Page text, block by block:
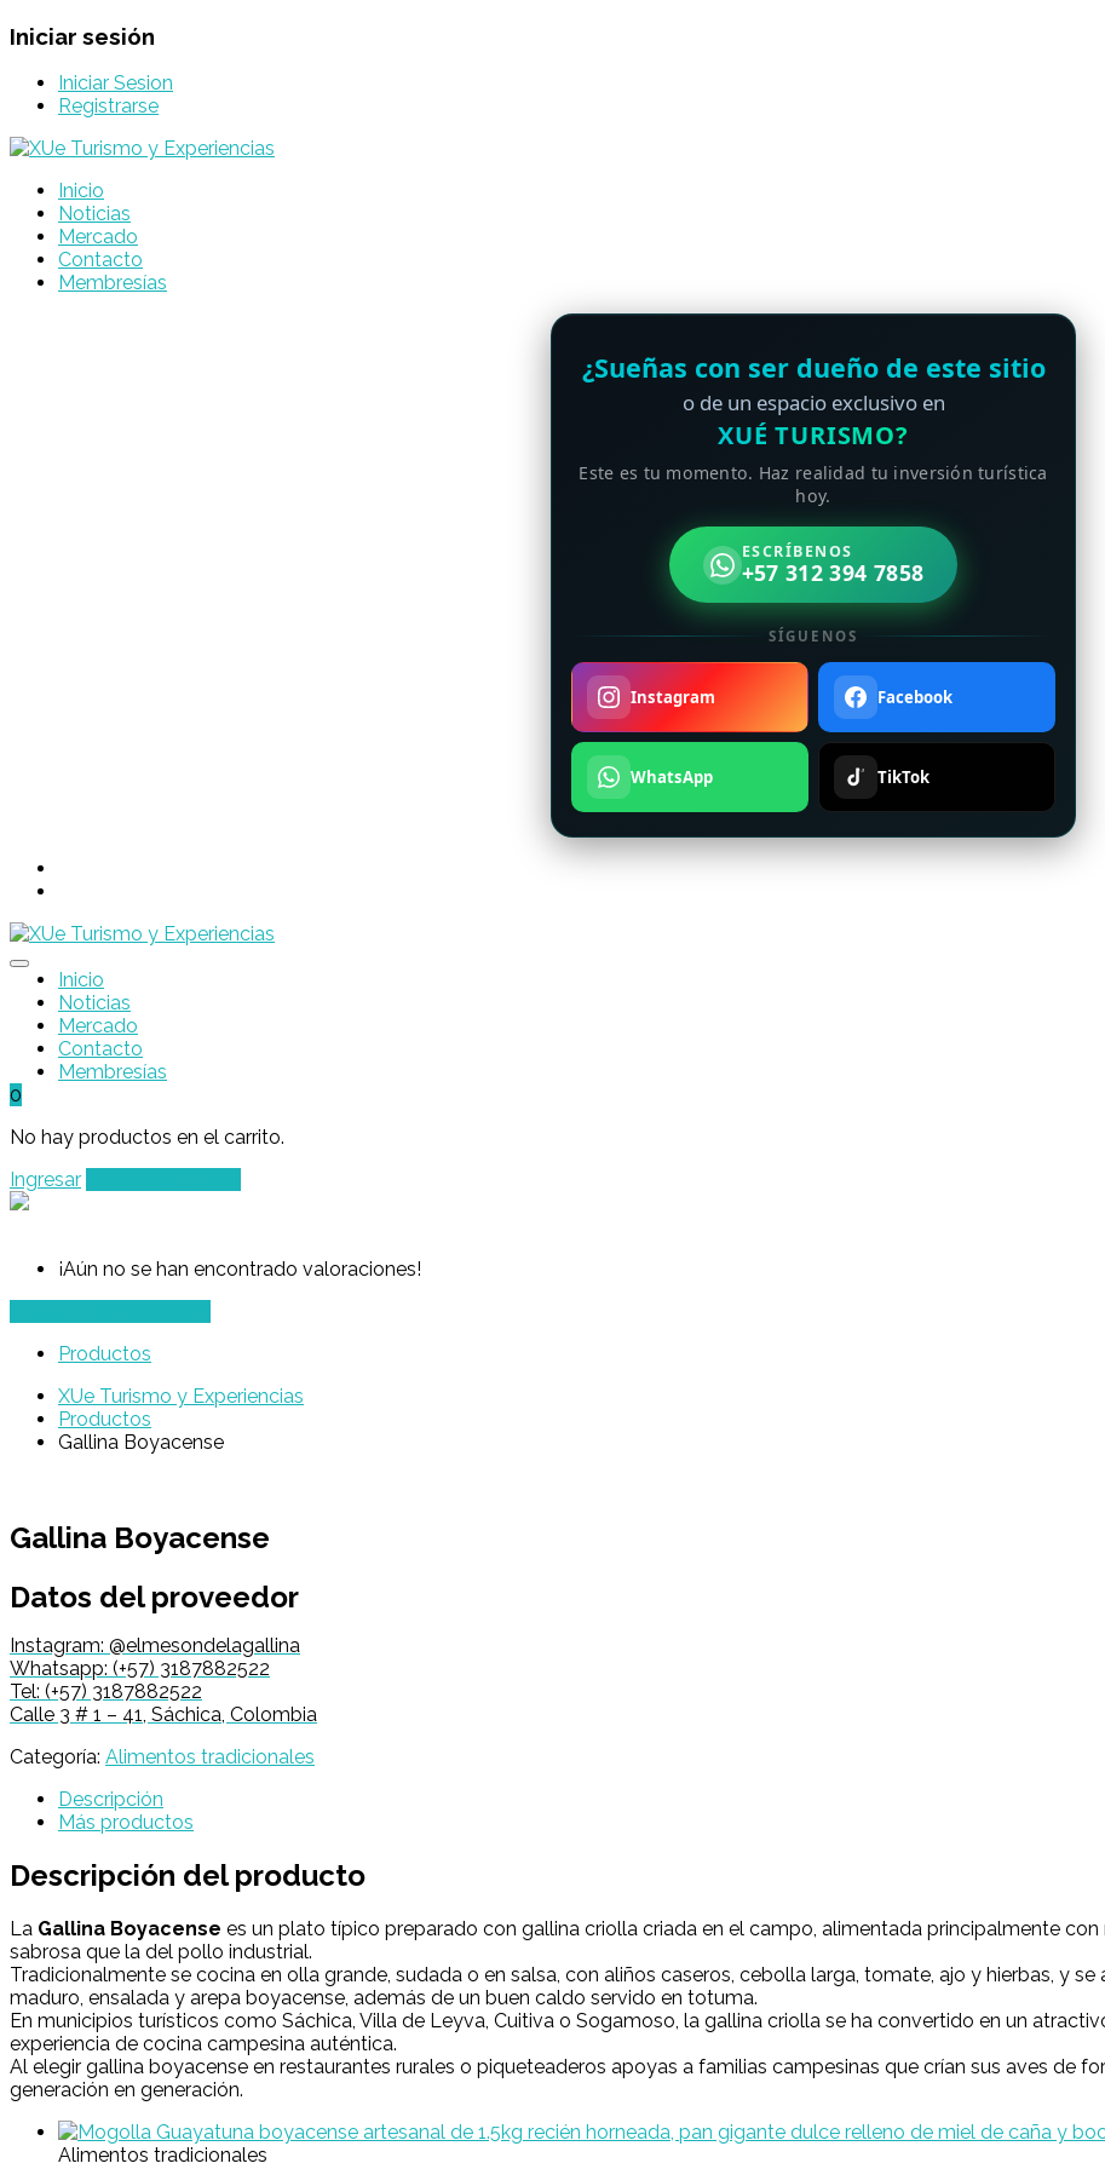
Iniciar sesión
Iniciar Sesion
Registrarse
Inicio
Noticias
Mercado
Contacto
Membresías
¿Sueñas con ser dueño de este sitio
o de un espacio exclusivo en
XUÉ TURISMO?
Este es tu momento. Haz realidad tu inversión turística
hoy.
ESCRÍBENOS
+57 312 394 7858
SÍGUENOS
Instagram Facebook
WhatsApp TikTok
Inicio
Noticias
Mercado
Contacto
Membresías
0
No hay productos en el carrito.
Ingresar
¡Aún no se han encontrado valoraciones!
Productos
XUe Turismo y Experiencias
Productos
Gallina Boyacense
Gallina Boyacense
Datos del proveedor
Instagram: @elmesondelagallina
Whatsapp: (+57) 3187882522
Tel: (+57) 3187882522
Calle 3 # 1 – 41, Sáchica, Colombia
Categoría: Alimentos tradicionales
Descripción
Más productos
Descripción del producto
La Gallina Boyacense es un plato típico preparado con gallina criolla criada en el campo, alimentada principalmente
sabrosa que la del pollo industrial.
Tradicionalmente se cocina en olla grande, sudada o en salsa, con aliños caseros, cebolla larga, tomate, ajo y hierbas, y
maduro, ensalada y arepa boyacense, además de un buen caldo servido en totuma.
En municipios turísticos como Sáchica, Villa de Leyva, Cuitiva o Sogamoso, la gallina criolla se ha convertido en un
experiencia de cocina campesina auténtica.
Al elegir gallina boyacense en restaurantes rurales o piqueteaderos apoyas a familias campesinas que crían sus aves de
generación en generación.
Alimentos tradicionales